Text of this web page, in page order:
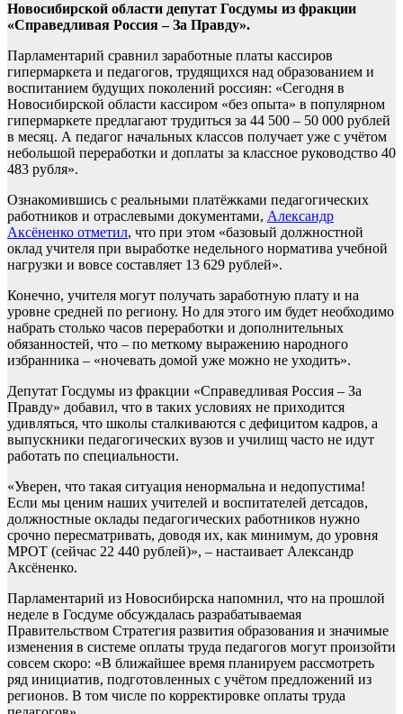
Новосибирской области депутат Госдумы из фракции
«Справедливая Россия – За Правду».
Парламентарий сравнил заработные платы кассиров
гипермаркета и педагогов, трудящихся над образованием и
воспитанием будущих поколений россиян: «Сегодня в
Новосибирской области кассиром «без опыта» в популярном
гипермаркете предлагают трудиться за 44 500 – 50 000 рублей
в месяц. А педагог начальных классов получает уже с учётом
небольшой переработки и доплаты за классное руководство 40
483 рубля».
Ознакомившись с реальными платёжками педагогических
работников и отраслевыми документами, Александр
Аксёненко отметил, что при этом «базовый должностной
оклад учителя при выработке недельного норматива учебной
нагрузки и вовсе составляет 13 629 рублей».
Конечно, учителя могут получать заработную плату и на
уровне средней по региону. Но для этого им будет необходимо
набрать столько часов переработки и дополнительных
обязанностей, что – по меткому выражению народного
избранника – «ночевать домой уже можно не уходить».
Депутат Госдумы из фракции «Справедливая Россия – За
Правду» добавил, что в таких условиях не приходится
удивляться, что школы сталкиваются с дефицитом кадров, а
выпускники педагогических вузов и училищ часто не идут
работать по специальности.
«Уверен, что такая ситуация ненормальна и недопустима!
Если мы ценим наших учителей и воспитателей детсадов,
должностные оклады педагогических работников нужно
срочно пересматривать, доводя их, как минимум, до уровня
МРОТ (сейчас 22 440 рублей)», – настаивает Александр
Аксёненко.
Парламентарий из Новосибирска напомнил, что на прошлой
неделе в Госдуме обсуждалась разрабатываемая
Правительством Стратегия развития образования и значимые
изменения в системе оплаты труда педагогов могут произойти
совсем скоро: «В ближайшее время планируем рассмотреть
ряд инициатив, подготовленных с учётом предложений из
регионов. В том числе по корректировке оплаты труда